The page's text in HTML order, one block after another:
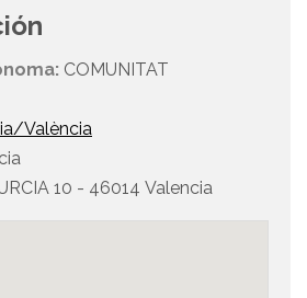
COMUNITAT
València
10 - 46014 Valencia